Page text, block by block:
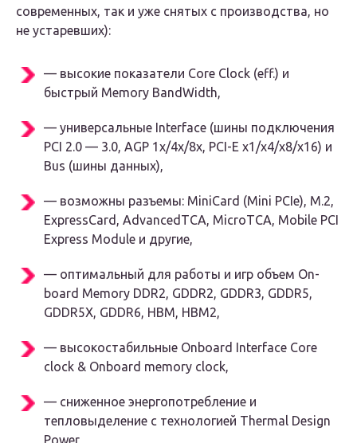
современных, так и уже снятых с производства, но
не устаревших):
— высокие показатели Core Clock (eff.) и
быстрый Memory BandWidth,
— универсальные Interface (шины подключения
PCI 2.0 — 3.0, AGP 1x/4x/8x, PCI-E x1/x4/x8/x16) и
Bus (шины данных),
— возможны разъемы: MiniCard (Mini PCIe), M.2,
ExpressCard, AdvancedTCA, MicroTCA, Mobile PCI
Express Module и другие,
— оптимальный для работы и игр объем On-
board Memory DDR2, GDDR2, GDDR3, GDDR5,
GDDR5X, GDDR6, HBM, HBM2,
— высокостабильные Оnboard Interface Core
clock & Onboard memory clock,
— сниженное энергопотребление и
тепловыделение с технологией Thermal Design
Power,